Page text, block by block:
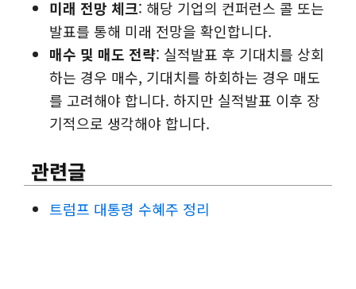
미래 전망 체크: 해당 기업의 컨퍼런스 콜 또는
발표를 통해 미래 전망을 확인합니다.
매수 및 매도 전략: 실적발표 후 기대치를 상회
하는 경우 매수, 기대치를 하회하는 경우 매도
를 고려해야 합니다. 하지만 실적발표 이후 장
기적으로 생각해야 합니다.
관련글
트럼프 대통령 수혜주 정리